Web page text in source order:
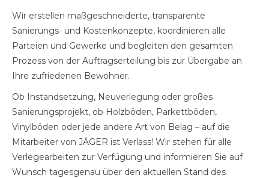
Wir erstellen maßgeschneiderte, transparente
Sanierungs- und Kostenkonzepte, koordinieren alle
Parteien und Gewerke und begleiten den gesamten
Prozess von der Auftragserteilung bis zur Übergabe an
Ihre zufriedenen Bewohner.
Ob Instandsetzung, Neuverlegung oder großes
Sanierungsprojekt, ob Holzböden, Parkettböden,
Vinylböden oder jede andere Art von Belag – auf die
Mitarbeiter von JÄGER ist Verlass! Wir stehen für alle
Verlegearbeiten zur Verfügung und informieren Sie auf
Wunsch tagesgenau über den aktuellen Stand des